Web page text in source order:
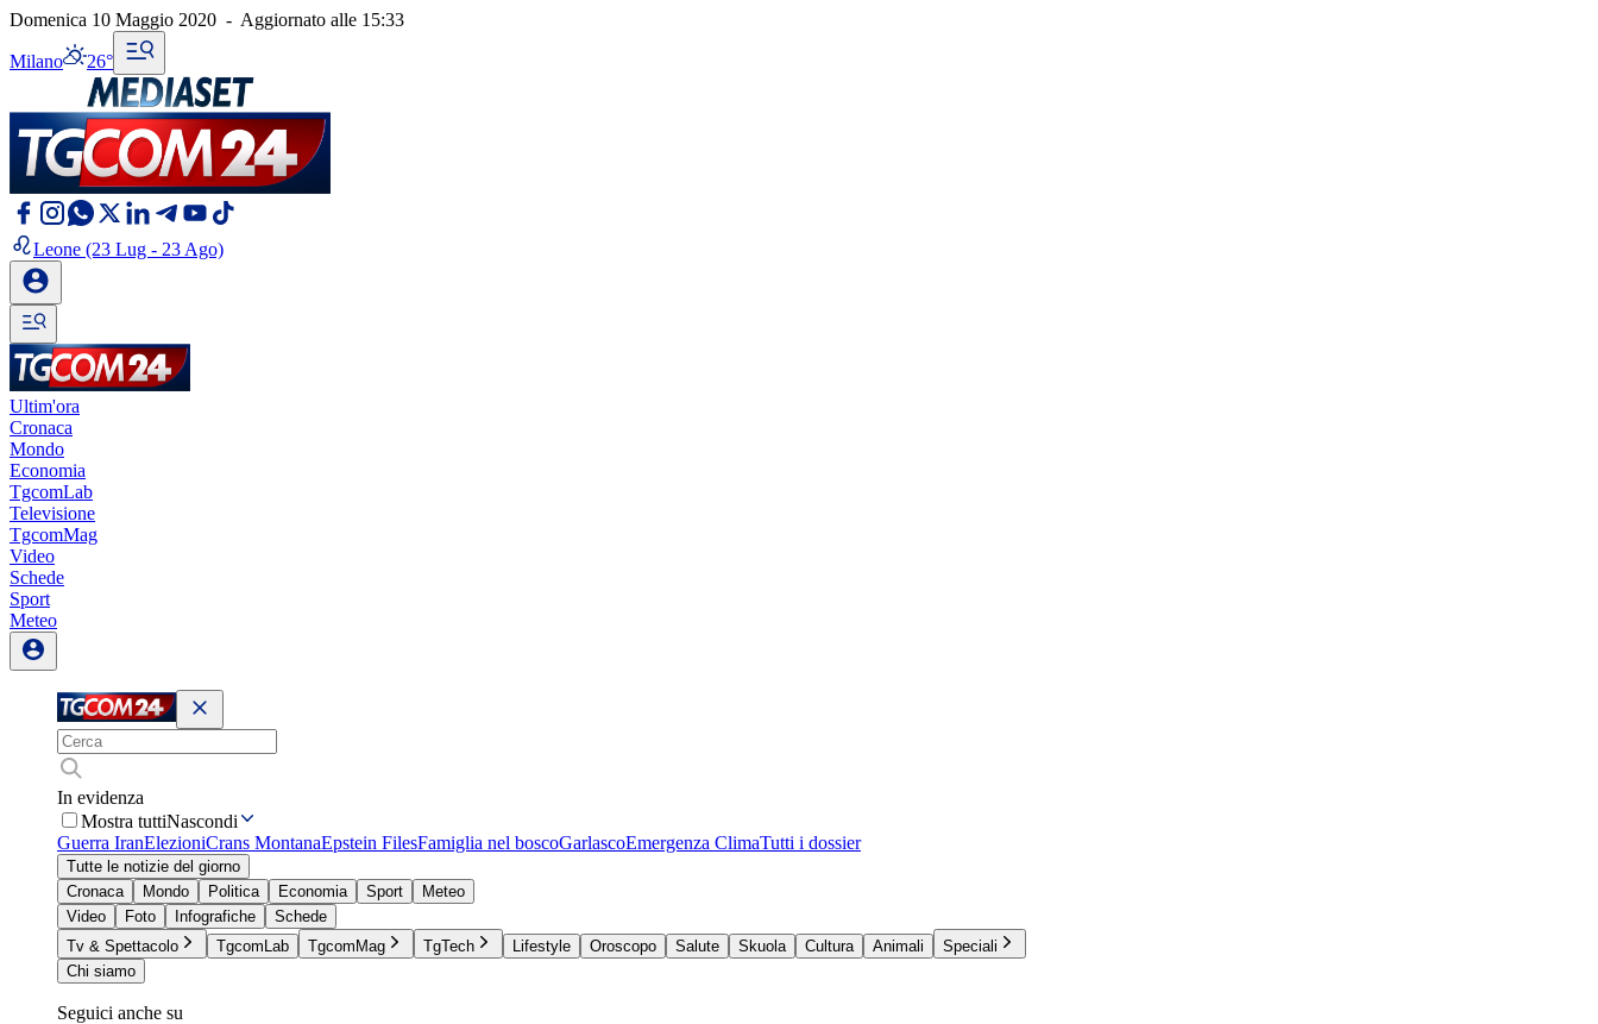
Domenica 10 Maggio 2020 - Aggiornato alle 15:33
Milano 26°
Leone (23 Lug - 23 Ago)
Ultim'ora
Cronaca
Mondo
Economia
TgcomLab
Televisione
TgcomMag
Video
Schede
Sport
Meteo
In evidenza
Mostra tuttiNascondi
Guerra IranElezioniCrans MontanaEpstein FilesFamiglia nel boscoGarlascoEmergenza ClimaTutti i dossier
Tutte le notizie del giorno
Cronaca
Mondo Politica Economia Sport
Meteo
Video
Foto Infografiche
Schede
Tv & Spettacolo
TgcomLab TgcomMag TgTech Lifestyle Oroscopo Salute Skuola Cultura Animali
Speciali
Chi siamo
Seguici anche su